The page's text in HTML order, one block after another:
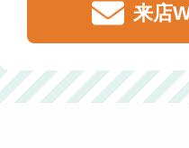
来店